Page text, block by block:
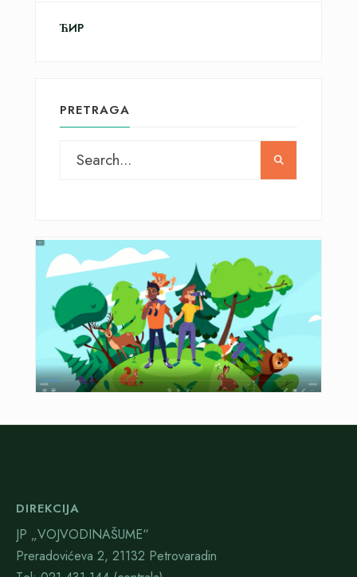
ЋИР
PRETRAGA
DIREKCIJA
JP „VOJVODINAŠUME“
Preradovićeva 2, 21132 Petrovaradin